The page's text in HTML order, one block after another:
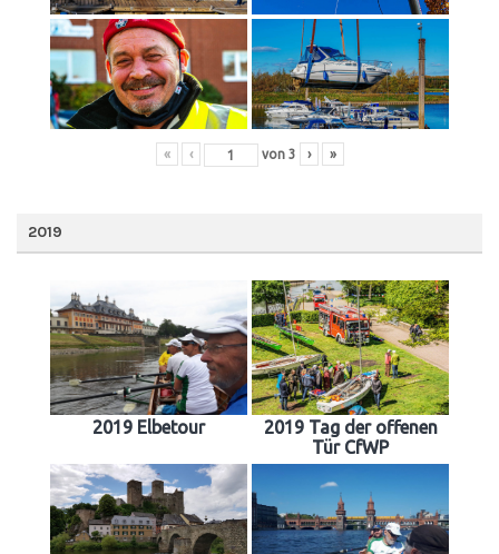
« ‹ von 3 › »
2019
2019 Elbetour
2019 Tag der offenen
Tür CfWP